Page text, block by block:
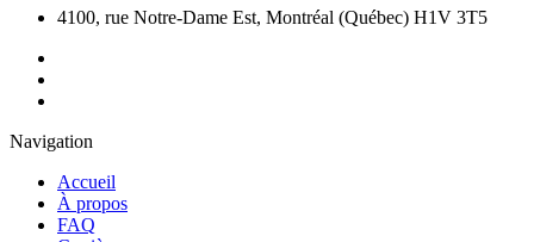
4100, rue Notre-Dame Est, Montréal (Québec) H1V 3T5
Navigation
Accueil
À propos
FAQ